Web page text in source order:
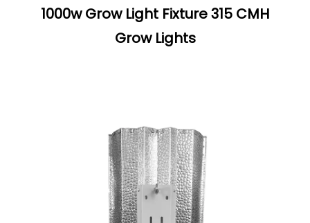
1000w Grow Light Fixture 315 CMH
Grow Lights